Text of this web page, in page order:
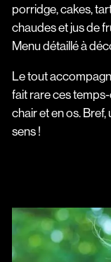
porridge, cakes,
chaudes et jus de
Menu détaillé à
Le tout
fait rare ces
chair et en os.
sens !